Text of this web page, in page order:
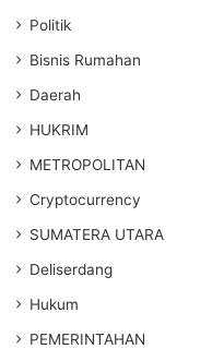
Politik
Bisnis Rumahan
Daerah
HUKRIM
METROPOLITAN
Cryptocurrency
SUMATERA UTARA
Deliserdang
Hukum
PEMERINTAHAN